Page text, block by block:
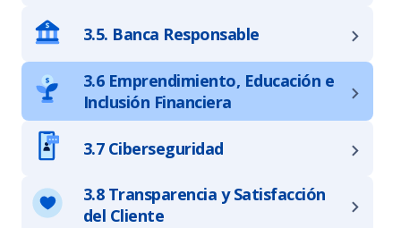
3.5. Banca Responsable
3.6 Emprendimiento, Educación e
Inclusión Financiera
3.7 Ciberseguridad
3.8 Transparencia y Satisfacción
del Cliente